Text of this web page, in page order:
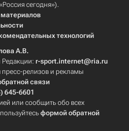
сегодня»).
технологий
А.В.
Редакции: r-sport.internet@ria.ru
релизов и рекламы
связи
645-6601
или сообщить обо всех
формой обратной